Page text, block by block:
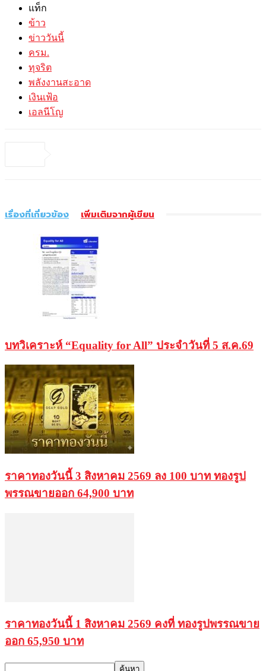
แท็ก
ข้าว
ข่าววันนี้
ครม.
ทุจริต
พลังงานสะอาด
เงินเฟ้อ
เอลนีโญ
เรื่องที่เกี่ยวข้อง เพิ่มเติมจากผู้เขียน
บทวิเคราะห์ “Equality for All” ประจำวันที่ 5 ส.ค.69
ราคาทองวันนี้ 3 สิงหาคม 2569 ลง 100 บาท ทองรูป
พรรณขายออก 64,900 บาท
ราคาทองวันนี้ 1 สิงหาคม 2569 คงที่ ทองรูปพรรณขาย
ออก 65,950 บาท